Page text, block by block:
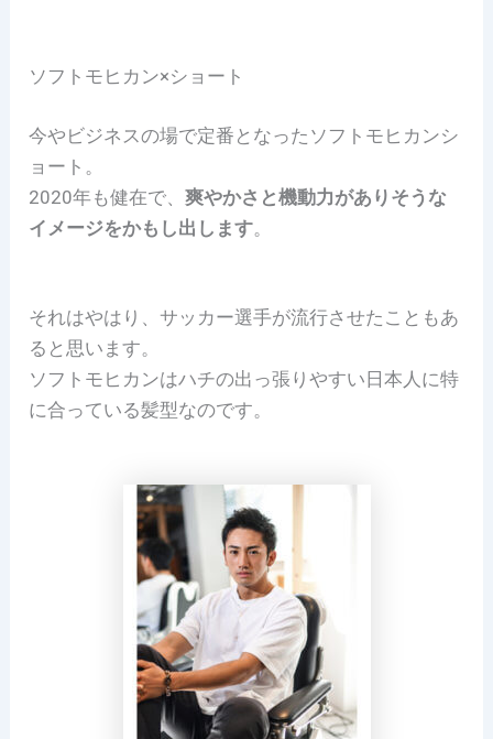
ソフトモヒカン×ショート
今やビジネスの場で定番となったソフトモヒカンシ
ョート。
2020年も健在で、爽やかさと機動力がありそうな
イメージをかもし出します。
それはやはり、サッカー選手が流行させたこともあ
ると思います。
ソフトモヒカンはハチの出っ張りやすい日本人に特
に合っている髪型なのです。